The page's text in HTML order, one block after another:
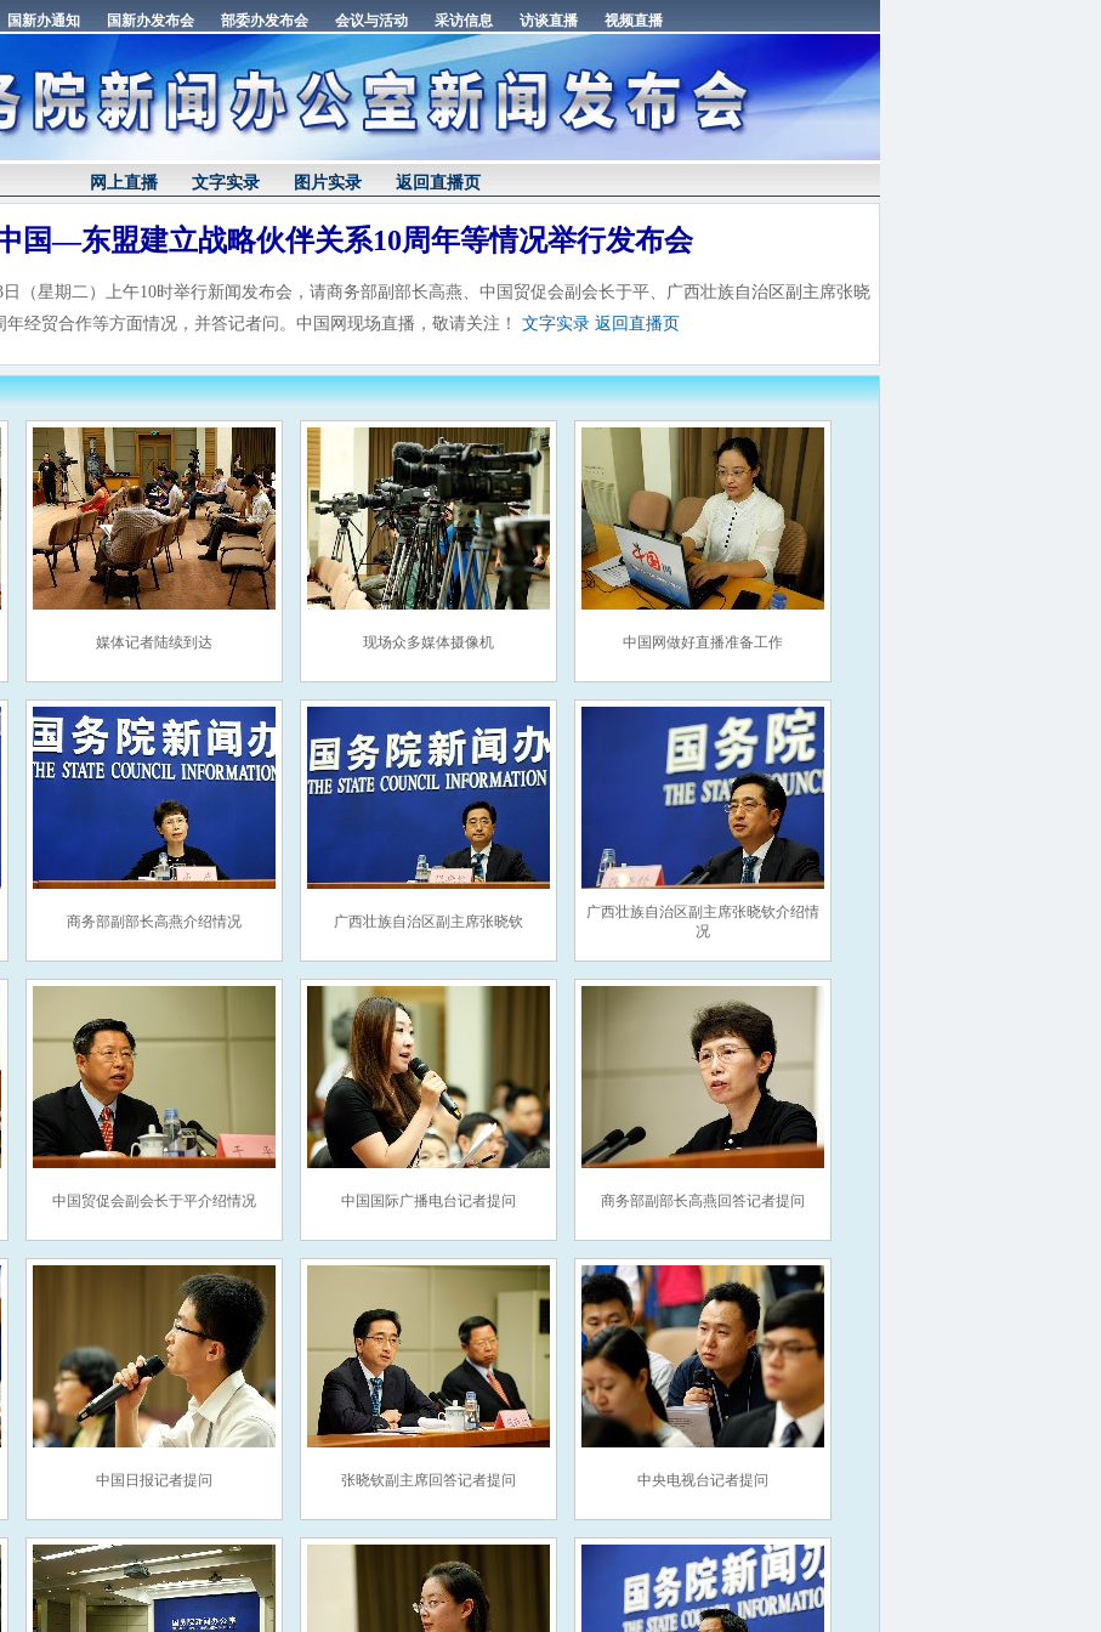
网上直播 文字实录 图片实录 返回直播页
国—东盟建立战略伙伴关系10周年等情况举行发布会
星期二）上午10时举行新闻发布会，请商务部副部长高燕、中国贸促会副会长于平、广西壮族自治区副主席张晓
经贸合作等方面情况，并答记者问。中国网现场直播，敬请关注！ 文字实录 返回直播页
媒体记者陆续到达 现场众多媒体摄像机 中国网做好直播准备工作
商务部副部长高燕介绍情况 广西壮族自治区副主席张晓钦
广西壮族自治区副主席张晓钦介绍情
况
中国贸促会副会长于平介绍情况 中国国际广播电台记者提问 商务部副部长高燕回答记者提问
中国日报记者提问 张晓钦副主席回答记者提问 中央电视台记者提问